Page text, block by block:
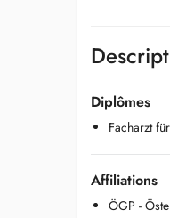
Diplômes
Facharzt
Affiliations
ÖGP -